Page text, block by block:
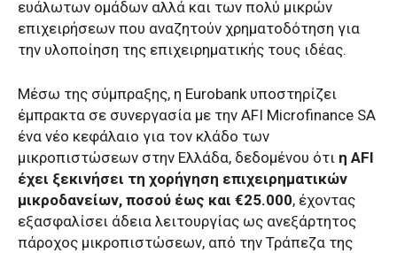
ευάλωτων ομάδων αλλά και των πολύ μικρών
επιχειρήσεων που αναζητούν χρηματοδότηση για
την υλοποίηση της επιχειρηματικής τους ιδέας.
Μέσω της σύμπραξης, η Eurobank υποστηρίζει
έμπρακτα σε συνεργασία με την AFI Microfinance SA
ένα νέο κεφάλαιο για τον κλάδο των
μικροπιστώσεων στην Ελλάδα, δεδομένου ότι η AFI
έχει ξεκινήσει τη χορήγηση επιχειρηματικών
μικροδανείων, ποσού έως και €25.000, έχοντας
εξασφαλίσει άδεια λειτουργίας ως ανεξάρτητος
πάροχος μικροπιστώσεων, από την Τράπεζα της